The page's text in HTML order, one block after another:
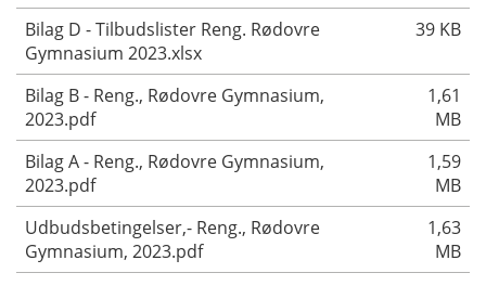
Bilag D - Tilbudslister Reng. Rødovre
Gymnasium 2023.xlsx
39 KB
Bilag B - Reng., Rødovre Gymnasium,
2023.pdf
1,61
MB
Bilag A - Reng., Rødovre Gymnasium,
2023.pdf
1,59
MB
Udbudsbetingelser,- Reng., Rødovre
Gymnasium, 2023.pdf
1,63
MB